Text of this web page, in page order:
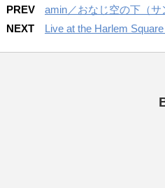
PREV
amin／おなじ空の下（
NEXT
Live at the Harlem